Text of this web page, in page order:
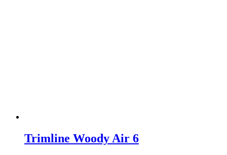
Trimline Woody Air 6